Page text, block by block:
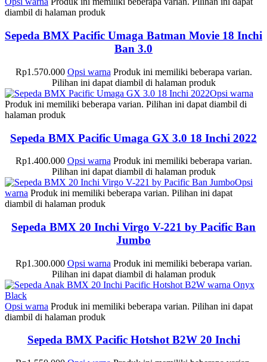
diambil di halaman produk
Sepeda BMX Pacific Umaga Batman Movie 18 Inchi
Ban 3.0
Rp1.570.000 Opsi warna Produk ini memiliki beberapa varian.
Pilihan ini dapat diambil di halaman produk
Opsi warna
Produk ini memiliki beberapa varian. Pilihan ini dapat diambil di
halaman produk
Sepeda BMX Pacific Umaga GX 3.0 18 Inchi 2022
Rp1.400.000 Opsi warna Produk ini memiliki beberapa varian.
Pilihan ini dapat diambil di halaman produk
Opsi
warna Produk ini memiliki beberapa varian. Pilihan ini dapat
diambil di halaman produk
Sepeda BMX 20 Inchi Virgo V-221 by Pacific Ban
Jumbo
Rp1.300.000 Opsi warna Produk ini memiliki beberapa varian.
Pilihan ini dapat diambil di halaman produk
Opsi warna Produk ini memiliki beberapa varian. Pilihan ini dapat
diambil di halaman produk
Sepeda BMX Pacific Hotshot B2W 20 Inchi